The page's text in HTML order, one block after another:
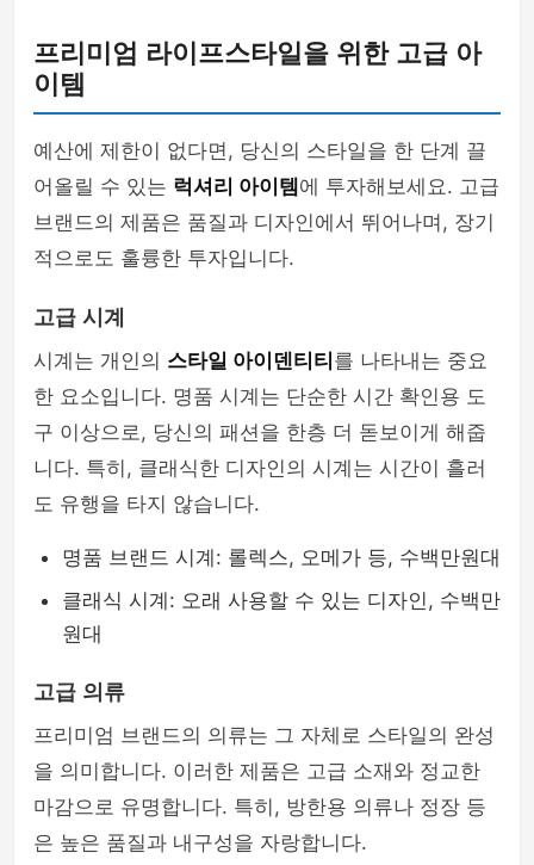
프리미엄 라이프스타일을 위한 고급 아
이템
예산에 제한이 없다면, 당신의 스타일을 한 단계 끌
어올릴 수 있는 럭셔리 아이템 에 투자해보세요. 고급
브랜드의 제품은 품질과 디자인에서 뛰어나며, 장기
적으로도 훌륭한 투자입니다.
고급 시계
시계는 개인의 스타일 아이덴티티 를 나타내는 중요
한 요소입니다. 명품 시계는 단순한 시간 확인용 도
구 이상으로, 당신의 패션을 한층 더 돋보이게 해줍
니다. 특히, 클래식한 디자인의 시계는 시간이 흘러
도 유행을 타지 않습니다.
명품 브랜드 시계: 롤렉스, 오메가 등, 수백만원대
클래식 시계: 오래 사용할 수 있는 디자인, 수백만
원대
고급 의류
프리미엄 브랜드의 의류는 그 자체로 스타일의 완성
을 의미합니다. 이러한 제품은 고급 소재와 정교한
마감으로 유명합니다. 특히, 방한용 의류나 정장 등
은 높은 품질과 내구성을 자랑합니다.